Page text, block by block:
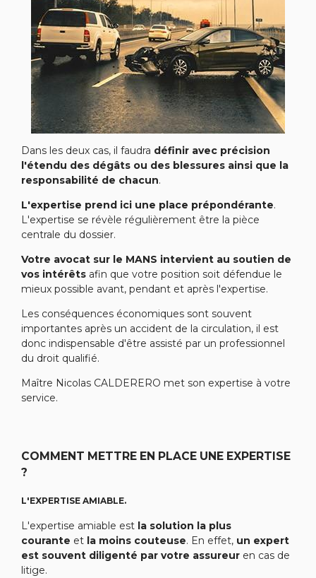
Dans les deux cas, il faudra définir avec précision
l'étendu des dégâts ou des blessures ainsi que la
responsabilité de chacun.
L'expertise prend ici une place prépondérante.
L'expertise se révèle régulièrement être la pièce
centrale du dossier.
Votre avocat sur le MANS intervient au soutien de
vos intérêts afin que votre position soit défendue le
mieux possible avant, pendant et après l'expertise.
Les conséquences économiques sont souvent
importantes après un accident de la circulation, il est
donc indispensable d'être assisté par un professionnel
du droit qualifié.
Maître Nicolas CALDERERO met son expertise à votre
service.
COMMENT METTRE EN PLACE UNE EXPERTISE
?
L'EXPERTISE AMIABLE.
L'expertise amiable est la solution la plus
courante et la moins couteuse. En effet, un expert
est souvent diligenté par votre assureur en cas de
litige.